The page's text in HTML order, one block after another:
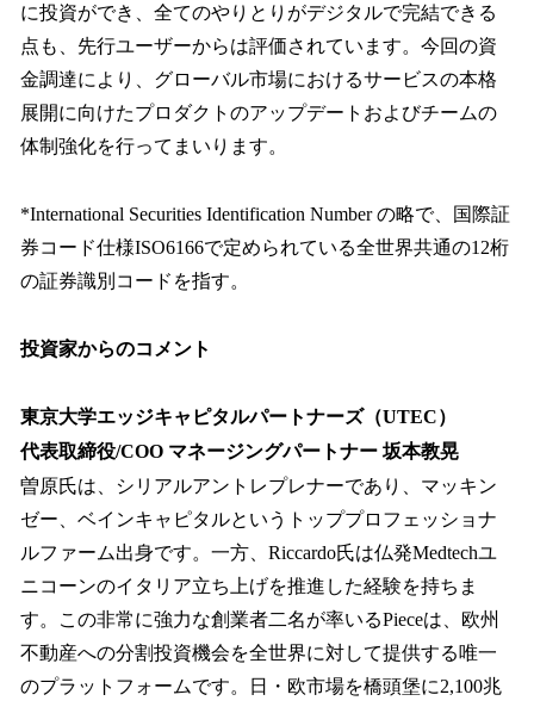
に投資ができ、全てのやりとりがデジタルで完結できる
点も、先行ユーザーからは評価されています。今回の資
金調達により、グローバル市場におけるサービスの本格
展開に向けたプロダクトのアップデートおよびチームの
体制強化を行ってまいります。
*International Securities Identification Number の略で、国際証
券コード仕様ISO6166で定められている全世界共通の12桁
の証券識別コードを指す。
投資家からのコメント
東京大学エッジキャピタルパートナーズ（UTEC）
代表取締役/COO マネージングパートナー 坂本教晃
曽原氏は、シリアルアントレプレナーであり、マッキン
ゼー、ベインキャピタルというトッププロフェッショナ
ルファーム出身です。一方、Riccardo氏は仏発Medtechユ
ニコーンのイタリア立ち上げを推進した経験を持ちま
す。この非常に強力な創業者二名が率いるPieceは、欧州
不動産への分割投資機会を全世界に対して提供する唯一
のプラットフォームです。日・欧市場を橋頭堡に2,100兆